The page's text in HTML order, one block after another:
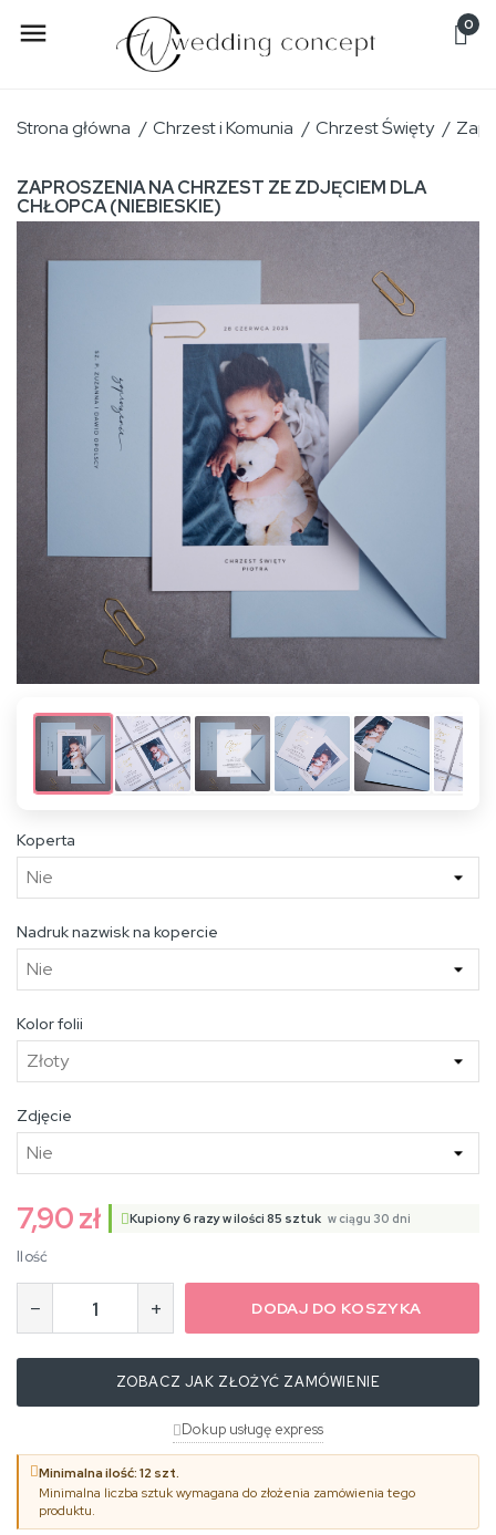
 0
Strona główna Chrzest i Komunia Chrzest Święty
ZAPROSZENIA NA CHRZEST ZE ZDJĘCIEM DLA
CHŁOPCA (NIEBIESKIE)
Koperta
Nadruk nazwisk na kopercie
Kolor folii
Zdjęcie
7,90 zł Kupiony6 razy w ilości85 sztuk w ciągu 30 dni
Ilość
− + DODAJ DO KOSZYKA
ZOBACZ JAK ZŁOŻYĆ ZAMÓWIENIE
Dokup usługę express
Minimalna ilość: 12 szt.
Minimalna liczba sztuk wymagana do złożenia zamówienia tego
produktu.